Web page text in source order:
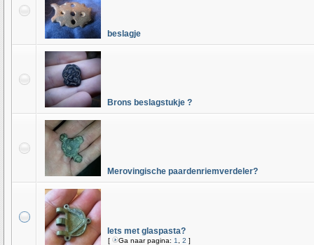
beslagje
Brons beslagstukje ?
Merovingische paardenriemverdeler?
Iets met glaspasta?
[ Ga naar pagina: 1 2 ]